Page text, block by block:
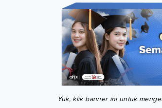
Yuk, klik banner ini untuk